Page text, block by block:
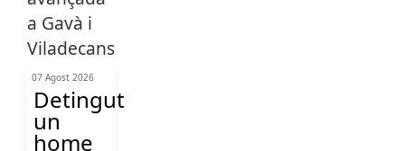
07 Agost 2026
Detingut
un
home